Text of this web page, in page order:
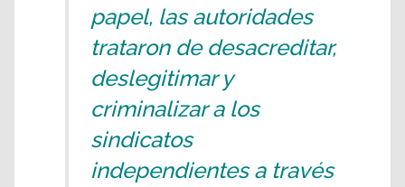
papel, las autoridades
trataron de desacreditar,
deslegitimar y
criminalizar a los
sindicatos
independientes a través